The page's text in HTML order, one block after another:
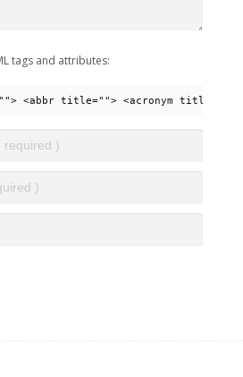
tags and attributes:
<abbr title=""> <acronym title="">